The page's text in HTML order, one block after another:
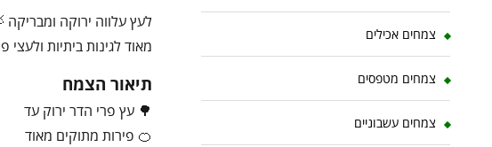
לעץ עלווה ירוקה
מאוד לגינות ביתיות
תיאור הצמח
🌳 עץ פרי הדר ירוק עד
🍊 פירות מתוקים מאוד
צמחים אכילים
צמחים מטפסים
צמחים עשבוניים